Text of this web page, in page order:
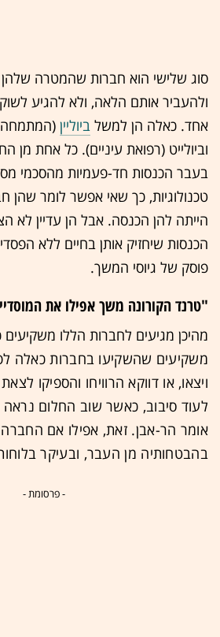
סוג שלישי הוא חברות שהמטרה שלהן
ולהעביר אותם הלאה, ולא להגיע
אחד. כאלה הן למשל ביוליין (המתמחה
וביולייט (רפואת עיניים). כל אחת
בעבר הכנסות חד-פעמיות מהסכמי
טכנולוגיות, כך שאי אפשר לומר שהן
הייתה להן הכנסה. אבל הן עדיין לא
הכנסות שיחזיק אותן בחיים ללא
פוסק של גיוסי המשך.
"טרנד הקורונה משך אפילו את
מהיכן מגיעים לחברות הללו
משקיעים שהשקיעו בחברות כאלה
ויצאו, או דווקא הרוויחו והספיקו
לעוד סיבוב, כאשר שוב החלום
אומר הר-אבן. זאת, אפילו אם
בהבטחותיה מן העבר, ובעיקר
- פרסומת -